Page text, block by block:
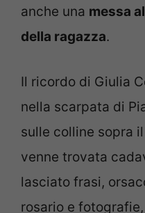
anche una messa
della ragazza.
Il ricordo di Giulia
nella scarpata di
sulle colline sopra
venne trovata
lasciato frasi,
rosario e